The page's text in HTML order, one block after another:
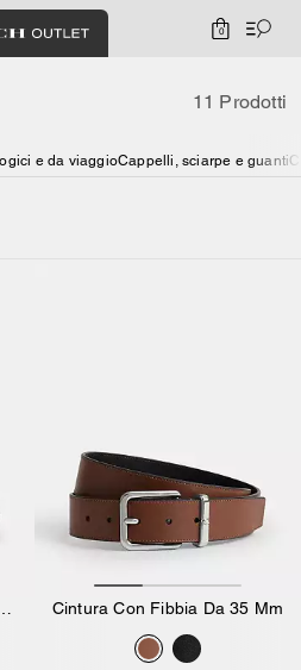
0
11 Prodotti
e da viaggioCappelli, sciarpe e guanti
Cintura Con Fibbia Da 35 Mm